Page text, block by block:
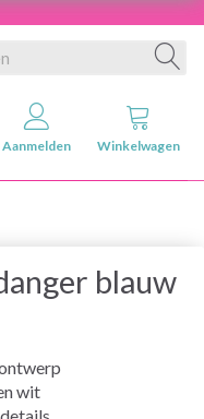
Aanmelden Winkelwagen
blauw
wit